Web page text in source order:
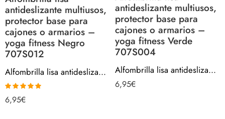
antideslizante multiusos,
protector base para
cajones o armarios –
yoga fitness Negro
707S012
Alfombrilla lisa antideslizante multiusos, protector base para cajones o armarios – yoga fitness Negro 707S012
Valorado con
5.00de 5
6,95€
antideslizante multiusos,
protector base para
cajones o armarios –
yoga fitness Verde
707S004
Alfombrilla lisa antideslizante multiusos, protector base para cajones o armarios – yoga fitness Verde 707S004
6,95€